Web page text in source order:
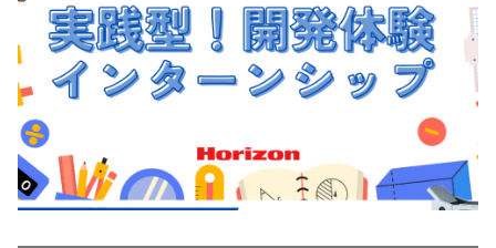
就活成功ガイド
プラン
個人向けプラン
法人向けプラン
学校向けプラン
note